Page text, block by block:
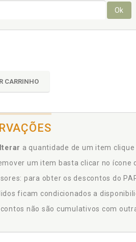
Ok
CARRINHO
a quantidade de um item
um item basta clicar no ícone
para obter os descontos do
ficam condicionados a
não são cumulativos com